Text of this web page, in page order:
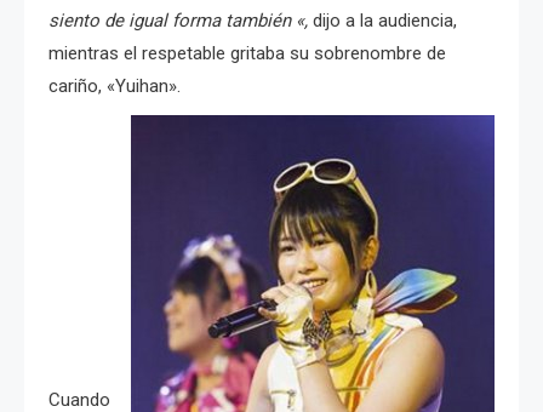
siento de igual forma también «, dijo a la audiencia,
mientras el respetable gritaba su sobrenombre de
cariño, «Yuihan».
Cuando